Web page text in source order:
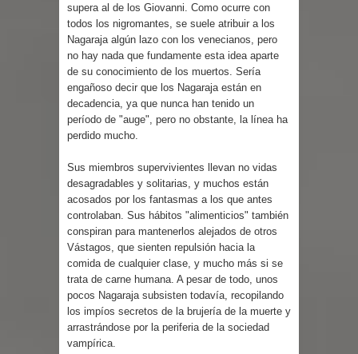
supera al de los Giovanni. Como ocurre con
todos los nigromantes, se suele atribuir a los
Nagaraja algún lazo con los venecianos, pero
no hay nada que fundamente esta idea aparte
de su conocimiento de los muertos. Sería
engañoso decir que los Nagaraja están en
decadencia, ya que nunca han tenido un
período de "auge", pero no obstante, la línea ha
perdido mucho.
Sus miembros supervivientes llevan no vidas
desagradables y solitarias, y muchos están
acosados por los fantasmas a los que antes
controlaban. Sus hábitos "alimenticios" también
conspiran para mantenerlos alejados de otros
Vástagos, que sienten repulsión hacia la
comida de cualquier clase, y mucho más si se
trata de carne humana. A pesar de todo, unos
pocos Nagaraja subsisten todavía, recopilando
los impíos secretos de la brujería de la muerte y
arrastrándose por la periferia de la sociedad
vampírica.